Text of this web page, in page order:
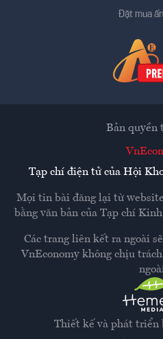
Đặt mua
Thiết kế và phát triển
Bản quyền
Tạp chí điện tử của Hội
Mọi tin bài đăng lại từ
bằng văn bản của Tạp chí
Các trang liên kết ra ngoài
VnEconomy không chịu